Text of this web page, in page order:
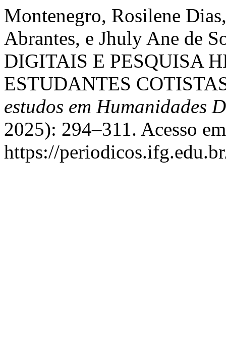
Montenegro, Rosilene
Abrantes, e Jhuly Ane de
DIGITAIS E PESQUISA
ESTUDANTES
estudos em Humanidades
2025): 294–311. Acesso
https://